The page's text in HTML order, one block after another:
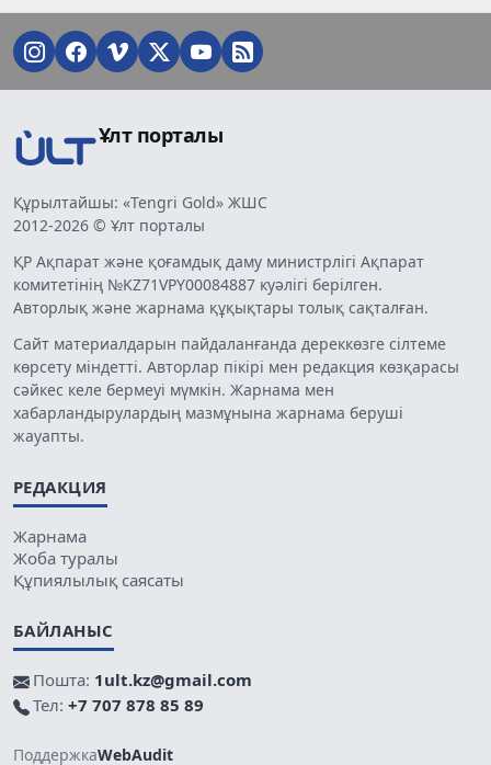
Ұлт порталы
Құрылтайшы: «Tengri Gold» ЖШС
2012-2026 © Ұлт порталы
ҚР Ақпарат және қоғамдық даму министрлігі Ақпарат
комитетінің №KZ71VPY00084887 куәлігі берілген.
Авторлық және жарнама құқықтары толық сақталған.
Сайт материалдарын пайдаланғанда дереккөзге сілтеме
көрсету міндетті. Авторлар пікірі мен редакция көзқарасы
сәйкес келе бермеуі мүмкін. Жарнама мен
хабарландырулардың мазмұнына жарнама беруші
жауапты.
РЕДАКЦИЯ
Жарнама
Жоба туралы
Құпиялылық саясаты
БАЙЛАНЫС
Пошта: 1ult.kz@gmail.com
Тел: +7 707 878 85 89
ПоддержкаWebAudit